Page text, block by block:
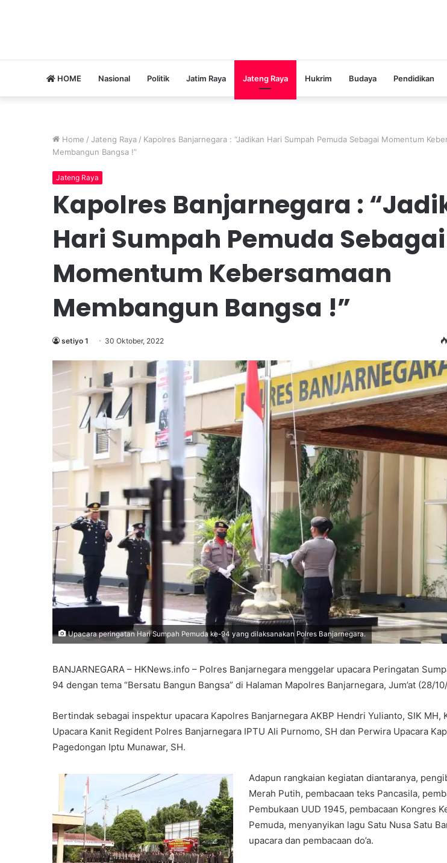
HOME Nasional Politik Jatim Raya Jateng Raya Hukrim Budaya Pendidikan
Home / Jateng Raya / Kapolres Banjarnegara : “Jadikan Hari Sumpah Pemuda Sebagai Momentum
Membangun Bangsa !”
Jateng Raya
Kapolres Banjarnegara :
Hari Sumpah Pemuda Sebagai
Momentum Kebersamaan
Membangun Bangsa !”
setiyo 1 30 Oktober, 2022
Upacara peringatan Hari Sumpah Pemuda ke-94 yang dilaksanakan Polres Banjarnegara.
BANJARNEGARA – HKNews.info – Polres Banjarnegara menggelar upacara Peringatan
94 dengan tema “Bersatu Bangun Bangsa” di Halaman Mapolres Banjarnegara, Jum’at (28/
Bertindak sebagai inspektur upacara Kapolres Banjarnegara AKBP Hendri Yulianto, SIK MH,
Upacara Kanit Regident Polres Banjarnegara IPTU Ali Purnomo, SH dan Perwira Upacara
Pagedongan Iptu Munawar, SH.
Adapun rangkaian kegiatan diantaranya,
Merah Putih, pembacaan teks Pancasila,
Pembukaan UUD 1945, pembacaan Kongres
Pemuda, menyanyikan lagu Satu Nusa Satu
upacara dan pembacaan do’a.